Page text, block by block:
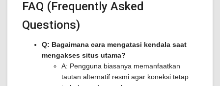
FAQ (Frequently Asked
Questions)
Q: Bagaimana cara mengatasi kendala saat
mengakses situs utama?
A: Pengguna biasanya memanfaatkan
tautan alternatif resmi agar koneksi tetap